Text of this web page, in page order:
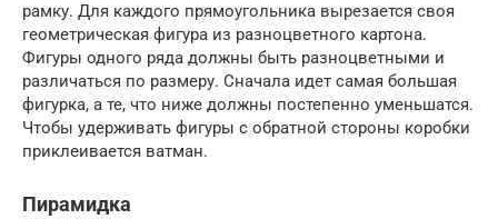
рамку. Для каждого прямоугольника вырезается своя
геометрическая фигура из разноцветного картона.
Фигуры одного ряда должны быть разноцветными и
различаться по размеру. Сначала идет самая большая
фигурка, а те, что ниже должны постепенно уменьшатся.
Чтобы удерживать фигуры с обратной стороны коробки
приклеивается ватман.
Пирамидка